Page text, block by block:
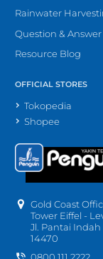
Rainwater
Question & Answer
Resource Blog
OFFICIAL STORES
Tokopedia
Shopee
Gold Coast
Tower Eiffel -
Jl. Pantai
14470